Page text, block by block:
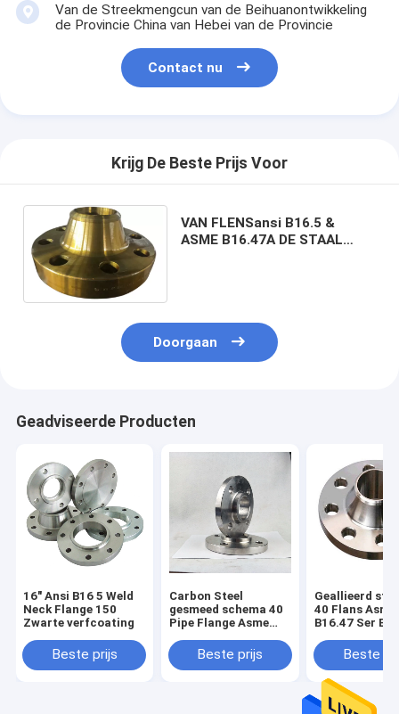
Van de Streekmengcun van de Beihuanontwikkeling
de Provincie China van Hebei van de Provincie
Contact nu
Krijg De Beste Prijs Voor
VAN FLENSansi B16.5 &
ASME B16.47A DE STAAL
Doorgaan
Geadviseerde Producten
16" Ansi B16 5 Weld
Neck Flange 150
Zwarte verfcoating
Beste prijs
Carbon Steel
gesmeed schema 40
Pipe Flange Asme
Beste prijs
Geallieerd
40 Flans Asme
B16.47 Ser B
Beste